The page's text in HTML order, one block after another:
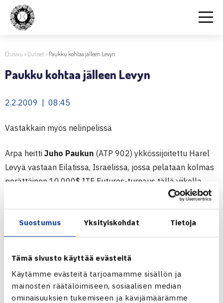
Suostumus Yksityiskohdat Tietoja
Tämä sivusto käyttää evästeitä
Käytämme evästeitä tarjoamamme sisällön ja
mainosten räätälöimiseen, sosiaalisen median
ominaisuuksien tukemiseen ja kävijämäärämme
Etusivu > Uutiset> Paukku kohtaa jälleen Levyn
Paukku kohtaa jälleen Levyn
2.2.2009 | 08:45
Vastakkain myös nelinpelissä
Arpa heitti Juho Paukun (ATP 902) ykkössijoitettu Harel
Levyä vastaan Eilatissa, Israelissa, jossa pelataan kolmas
perättäinen 10.000$ ITF Futures-turnaus tällä viikolla.
Paukku ja Levy kohtasivat viime viikon turnauksen
puolivälierissä, jossa Levy vei voiton 7-5, 6-2.
Kun tämän viikon turnauksen nelinpeliä arvottiin, nosti
arpa Paukun ja hänen hollantilaisparinsa Tim van
Eilatin kolmas ITF Futures-turnaus